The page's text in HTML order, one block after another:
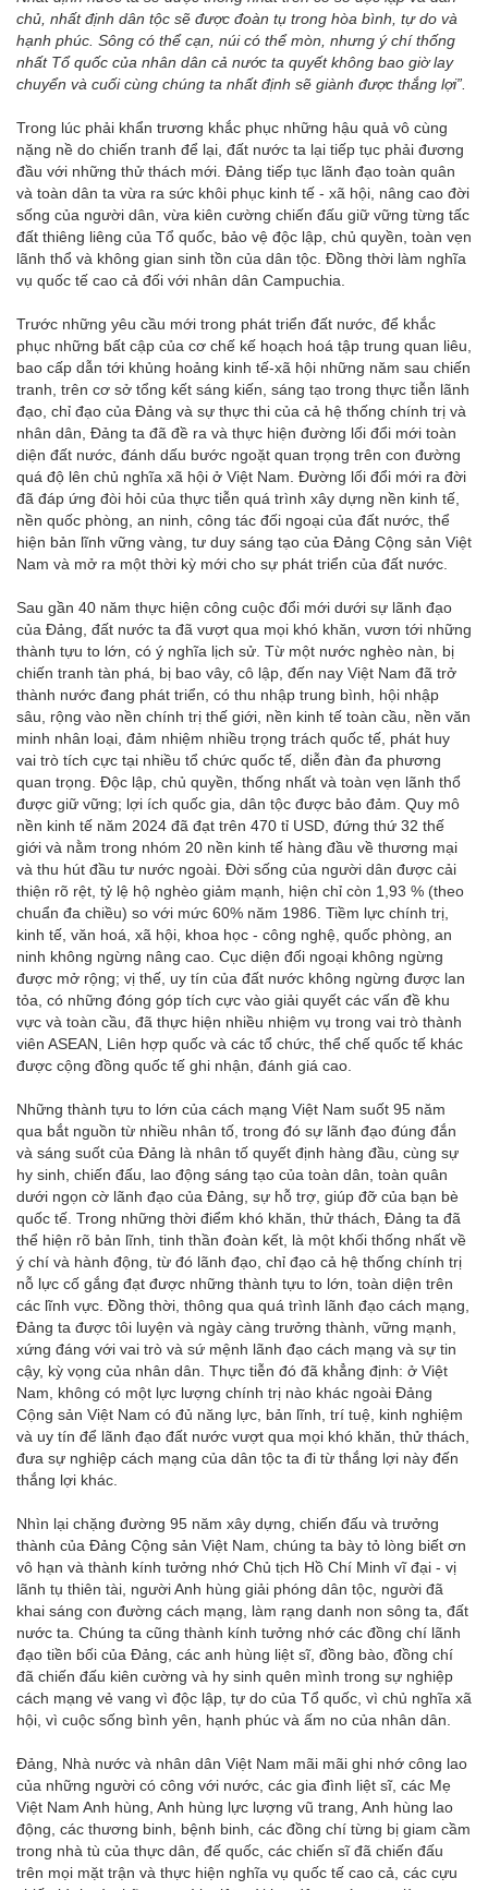
chủ, nhất định dân tộc sẽ được đoàn tụ trong hòa bình, tự do và
hạnh phúc. Sông có thể cạn, núi có thể mòn, nhưng ý chí thống
nhất Tổ quốc của nhân dân cả nước ta quyết không bao giờ lay
chuyển và cuối cùng chúng ta nhất định sẽ giành được thắng lợi”.
Trong lúc phải khẩn trương khắc phục những hậu quả vô cùng
nặng nề do chiến tranh để lại, đất nước ta lại tiếp tục phải đương
đầu với những thử thách mới. Đảng tiếp tục lãnh đạo toàn quân
và toàn dân ta vừa ra sức khôi phục kinh tế - xã hội, nâng cao đời
sống của người dân, vừa kiên cường chiến đấu giữ vững từng tấc
đất thiêng liêng của Tổ quốc, bảo vệ độc lập, chủ quyền, toàn vẹn
lãnh thổ và không gian sinh tồn của dân tộc. Đồng thời làm nghĩa
vụ quốc tế cao cả đối với nhân dân Campuchia.
Trước những yêu cầu mới trong phát triển đất nước, để khắc
phục những bất cập của cơ chế kế hoạch hoá tập trung quan liêu,
bao cấp dẫn tới khủng hoảng kinh tế-xã hội những năm sau chiến
tranh, trên cơ sở tổng kết sáng kiến, sáng tạo trong thực tiễn lãnh
đạo, chỉ đạo của Đảng và sự thực thi của cả hệ thống chính trị và
nhân dân, Đảng ta đã đề ra và thực hiện đường lối đổi mới toàn
diện đất nước, đánh dấu bước ngoặt quan trọng trên con đường
quá độ lên chủ nghĩa xã hội ở Việt Nam. Đường lối đổi mới ra đời
đã đáp ứng đòi hỏi của thực tiễn quá trình xây dựng nền kinh tế,
nền quốc phòng, an ninh, công tác đối ngoại của đất nước, thể
hiện bản lĩnh vững vàng, tư duy sáng tạo của Đảng Cộng sản Việt
Nam và mở ra một thời kỳ mới cho sự phát triển của đất nước.
Sau gần 40 năm thực hiện công cuộc đổi mới dưới sự lãnh đạo
của Đảng, đất nước ta đã vượt qua mọi khó khăn, vươn tới những
thành tựu to lớn, có ý nghĩa lịch sử. Từ một nước nghèo nàn, bị
chiến tranh tàn phá, bị bao vây, cô lập, đến nay Việt Nam đã trở
thành nước đang phát triển, có thu nhập trung bình, hội nhập
sâu, rộng vào nền chính trị thế giới, nền kinh tế toàn cầu, nền văn
minh nhân loại, đảm nhiệm nhiều trọng trách quốc tế, phát huy
vai trò tích cực tại nhiều tổ chức quốc tế, diễn đàn đa phương
quan trọng. Độc lập, chủ quyền, thống nhất và toàn vẹn lãnh thổ
được giữ vững; lợi ích quốc gia, dân tộc được bảo đảm. Quy mô
nền kinh tế năm 2024 đã đạt trên 470 tỉ USD, đứng thứ 32 thế
giới và nằm trong nhóm 20 nền kinh tế hàng đầu về thương mại
và thu hút đầu tư nước ngoài. Đời sống của người dân được cải
thiện rõ rệt, tỷ lệ hộ nghèo giảm mạnh, hiện chỉ còn 1,93 % (theo
chuẩn đa chiều) so với mức 60% năm 1986. Tiềm lực chính trị,
kinh tế, văn hoá, xã hội, khoa học - công nghệ, quốc phòng, an
ninh không ngừng nâng cao. Cục diện đối ngoại không ngừng
được mở rộng; vị thế, uy tín của đất nước không ngừng được lan
tỏa, có những đóng góp tích cực vào giải quyết các vấn đề khu
vực và toàn cầu, đã thực hiện nhiều nhiệm vụ trong vai trò thành
viên ASEAN, Liên hợp quốc và các tổ chức, thể chế quốc tế khác
được cộng đồng quốc tế ghi nhận, đánh giá cao.
Những thành tựu to lớn của cách mạng Việt Nam suốt 95 năm
qua bắt nguồn từ nhiều nhân tố, trong đó sự lãnh đạo đúng đắn
và sáng suốt của Đảng là nhân tố quyết định hàng đầu, cùng sự
hy sinh, chiến đấu, lao động sáng tạo của toàn dân, toàn quân
dưới ngọn cờ lãnh đạo của Đảng, sự hỗ trợ, giúp đỡ của bạn bè
quốc tế. Trong những thời điểm khó khăn, thử thách, Đảng ta đã
thể hiện rõ bản lĩnh, tinh thần đoàn kết, là một khối thống nhất về
ý chí và hành động, từ đó lãnh đạo, chỉ đạo cả hệ thống chính trị
nỗ lực cố gắng đạt được những thành tựu to lớn, toàn diện trên
các lĩnh vực. Đồng thời, thông qua quá trình lãnh đạo cách mạng,
Đảng ta được tôi luyện và ngày càng trưởng thành, vững mạnh,
xứng đáng với vai trò và sứ mệnh lãnh đạo cách mạng và sự tin
cậy, kỳ vọng của nhân dân. Thực tiễn đó đã khẳng định: ở Việt
Nam, không có một lực lượng chính trị nào khác ngoài Đảng
Cộng sản Việt Nam có đủ năng lực, bản lĩnh, trí tuệ, kinh nghiệm
và uy tín để lãnh đạo đất nước vượt qua mọi khó khăn, thử thách,
đưa sự nghiệp cách mạng của dân tộc ta đi từ thắng lợi này đến
thắng lợi khác.
Nhìn lại chặng đường 95 năm xây dựng, chiến đấu và trưởng
thành của Đảng Cộng sản Việt Nam, chúng ta bày tỏ lòng biết ơn
vô hạn và thành kính tưởng nhớ Chủ tịch Hồ Chí Minh vĩ đại - vị
lãnh tụ thiên tài, người Anh hùng giải phóng dân tộc, người đã
khai sáng con đường cách mạng, làm rạng danh non sông ta, đất
nước ta. Chúng ta cũng thành kính tưởng nhớ các đồng chí lãnh
đạo tiền bối của Đảng, các anh hùng liệt sĩ, đồng bào, đồng chí
đã chiến đấu kiên cường và hy sinh quên mình trong sự nghiệp
cách mạng vẻ vang vì độc lập, tự do của Tổ quốc, vì chủ nghĩa xã
hội, vì cuộc sống bình yên, hạnh phúc và ấm no của nhân dân.
Đảng, Nhà nước và nhân dân Việt Nam mãi mãi ghi nhớ công lao
của những người có công với nước, các gia đình liệt sĩ, các Mẹ
Việt Nam Anh hùng, Anh hùng lực lượng vũ trang, Anh hùng lao
động, các thương binh, bệnh binh, các đồng chí từng bị giam cầm
trong nhà tù của thực dân, đế quốc, các chiến sĩ đã chiến đấu
trên mọi mặt trận và thực hiện nghĩa vụ quốc tế cao cả, các cựu